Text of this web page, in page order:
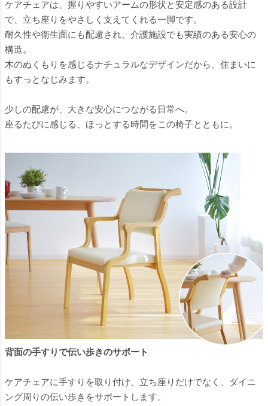
ケアチェアは、握りやすいアームの形状と安定感のある設計
で、立ち座りをやさしく支えてくれる一脚です。
耐久性や衛生面にも配慮され、介護施設でも実績のある安心の
構造。
木のぬくもりを感じるナチュラルなデザインだから、住まいに
もすっとなじみます。
少しの配慮が、大きな安心につながる日常へ。
座るたびに感じる、ほっとする時間をこの椅子とともに。
背面の手すりで伝い歩きのサポート
ケアチェアに手すりを取り付け、立ち座りだけでなく、ダイニ
ング周りの伝い歩きをサポートします。